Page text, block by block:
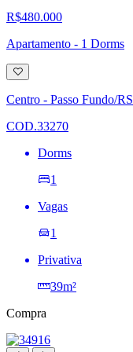
R$480.000
Apartamento - 1 Dorms
Adicionar
à
lista
de
Centro - Passo Fundo/RS
COD.33270
Dorms
1
Vagas
1
Privativa
39m²
Compra